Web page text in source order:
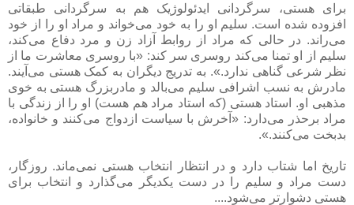
برای هستی، سرگردانی ایدئولوژیک هم به سرگردانی طبقاتی
افزوده شده است. سلیم او را به خود می‌خواند و مراد او را از خود
می‌راند. در حالی که مراد از روابط آزاد زن و مرد دفاع می‌کند،
سلیم از او تمنا می‌کند روسری سر کند: «با روسری معاشرت ما از
نظر شرعی گناهی ندارد.». به تدریج دیگران به کمک هستی می‌آیند.
مادرش به نسب اشرافی سلیم می‌بالد و مادربزرگ هستی به خوی
مذهبی او. استاد هستی (که استاد مراد هم هست) او را از زندگی با
مراد برحذر می‌دارد: «آخرش با سیاست ازدواج می‌کنند و خانواده،
بدبخت می‌کنند.».
تاریخ اما شتاب دارد و در انتظار انتخاب هستی نمی‌ماند. روزگار،
دست مراد و سلیم را در دست یکدیگر می‌گذارد و انتخاب برای
هستی دشوارتر می‌شود....